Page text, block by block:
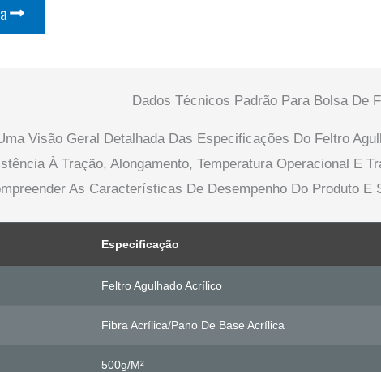
Dados Técnicos Padrão Para Bolsa De
Visão Geral Detalhada Das Especificações Do Feltro
À Tração, Alongamento, Temperatura Operacional E
As Características De Desempenho Do Produto E
Especificação
Feltro Agulhado Acrílico
Fibra Acrílica/pano De Base Acrílica
500g/m²